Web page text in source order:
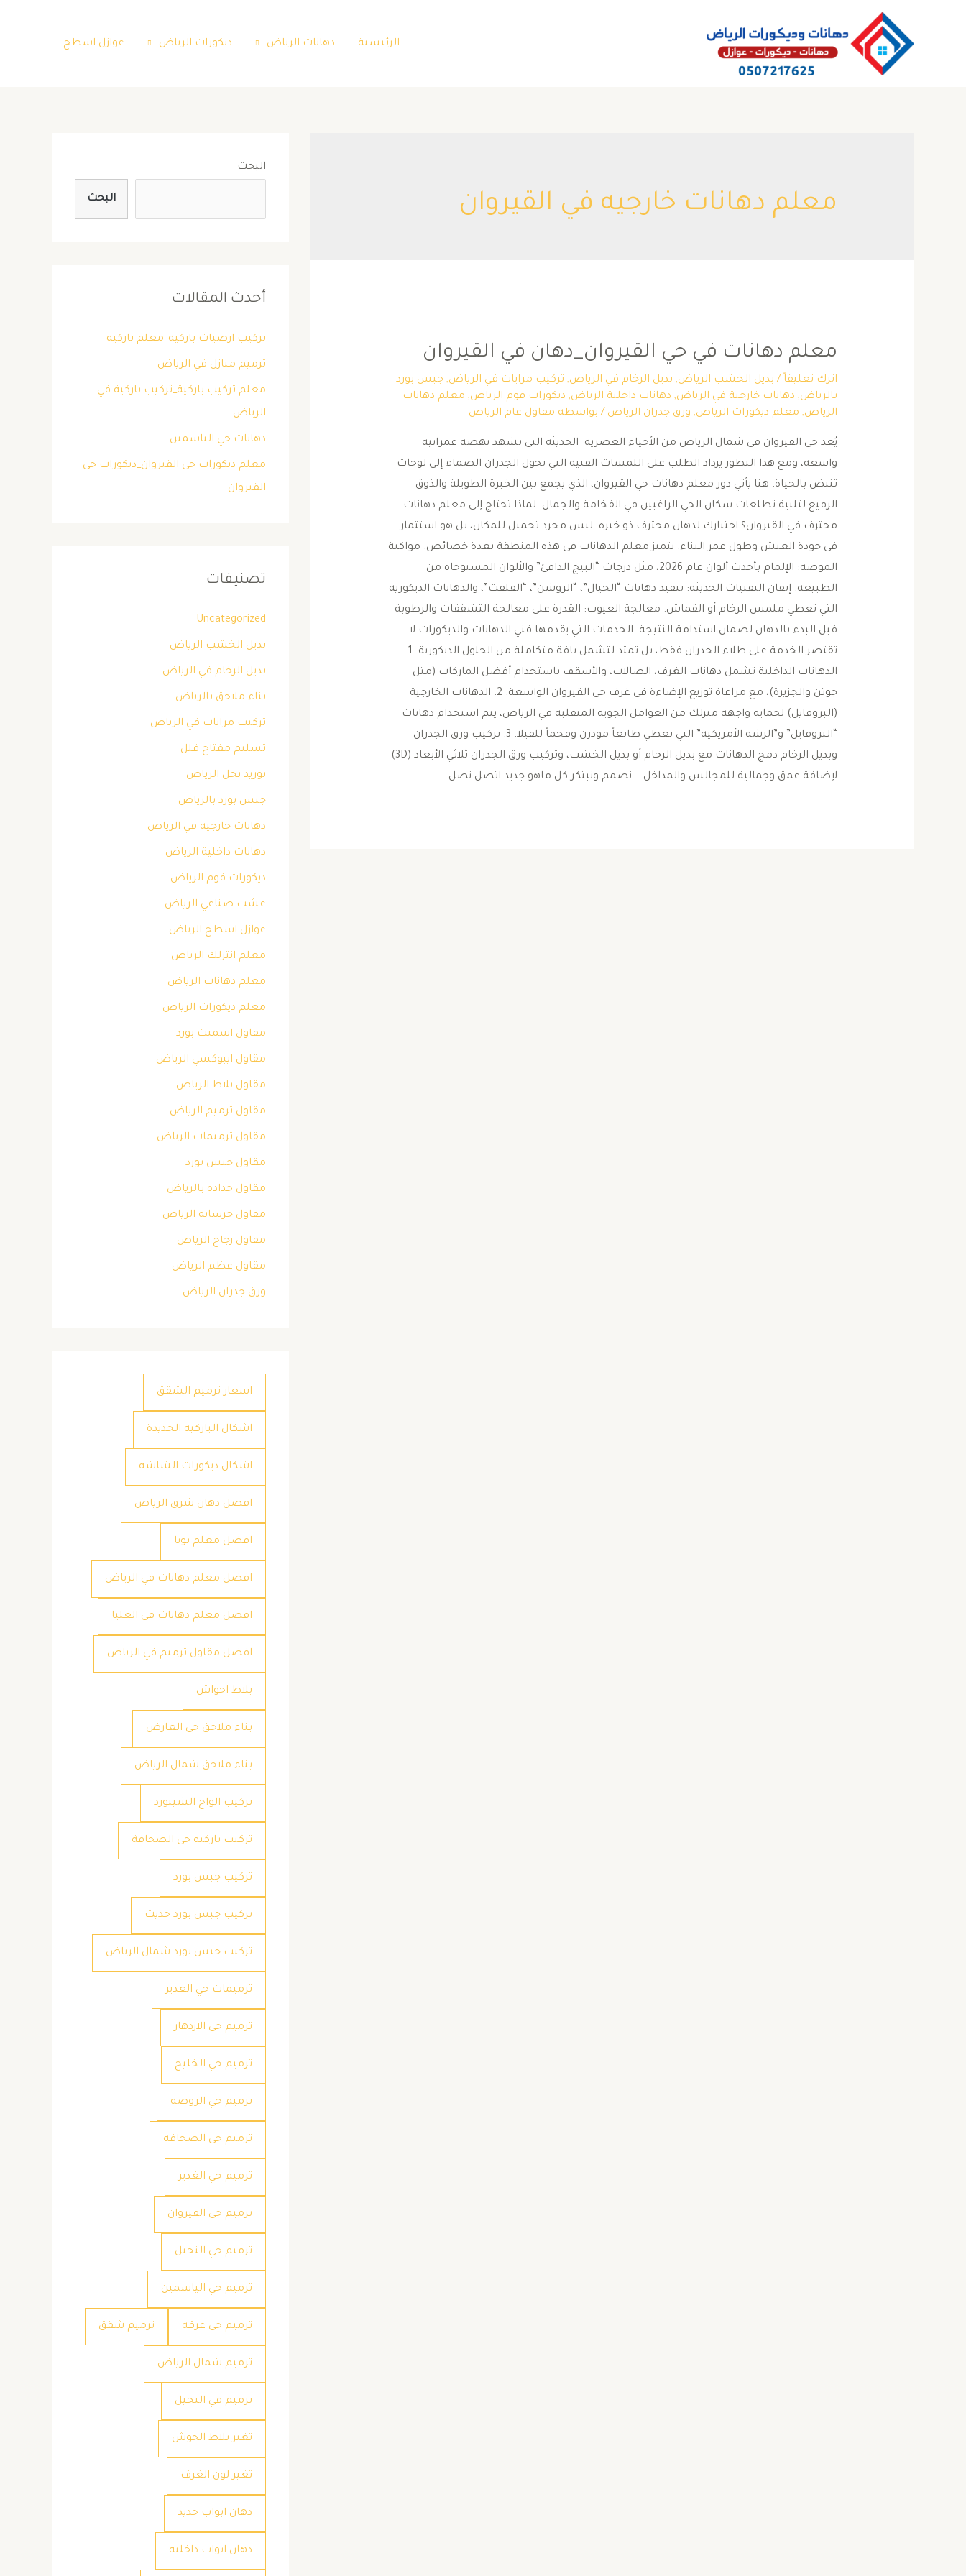
الرئيسية دهانات الرياض ديكورات الرياض عوازل اسطح
معلم دهانات خارجيه في القيروان
معلم دهانات في حي القيروان_دهان في القيروان
اترك تعليقاً / بديل الخشب الرياض, بديل الرخام في الرياض, تركيب مرايات في الرياض, جبس بورد
بالرياض, دهانات خارجية في الرياض, دهانات داخلية الرياض, ديكورات فوم الرياض, معلم دهانات
الرياض, معلم ديكورات الرياض, ورق جدران الرياض / بواسطة مقاول عام الرياض
يُعد حي القيروان في شمال الرياض من الأحياء العصرية الحديثه التي تشهد نهضة عمرانية
واسعة، ومع هذا التطور يزداد الطلب على اللمسات الفنية التي تحول الجدران الصماء إلى لوحات
تنبض بالحياة. هنا يأتي دور معلم دهانات حي القيروان، الذي يجمع بين الخبرة الطويلة والذوق
الرفيع لتلبية تطلعات سكان الحي الراغبين في الفخامة والجمال. ​لماذا تحتاج إلى معلم دهانات
محترف في القيروان؟ ​اختيارك لدهان محترف ذو خبره ليس مجرد تجميل للمكان، بل هو استثمار
في جودة العيش وطول عمر البناء. يتميز معلم الدهانات في هذه المنطقة بعدة خصائص: ​مواكبة
الموضة: الإلمام بأحدث ألوان عام 2026، مثل درجات “البيج الدافئ” والألوان المستوحاة من
الطبيعة. ​إتقان التقنيات الحديثة: تنفيذ دهانات “الخيال”، “الروشن”، “الفلفت”، والدهانات الديكورية
التي تعطي ملمس الرخام أو القماش. ​معالجة العيوب: القدرة على معالجة التشققات والرطوبة
قبل البدء بالدهان لضمان استدامة النتيجة. ​الخدمات التي يقدمها فني الدهانات والديكورات ​لا
تقتصر الخدمة على طلاء الجدران فقط، بل تمتد لتشمل باقة متكاملة من الحلول الديكورية: ​1.
الدهانات الداخلية ​تشمل دهانات الغرف، الصالات، والأسقف باستخدام أفضل الماركات (مثل
جوتن والجزيرة)، مع مراعاة توزيع الإضاءة في غرف حي القيروان الواسعة. ​2. الدهانات الخارجية
(البروفايل) ​لحماية واجهة منزلك من العوامل الجوية المتقلبة في الرياض، يتم استخدام دهانات
“البروفايل” و”الرشة الأمريكية” التي تعطي طابعاً مودرن وفخماً للفيلا. ​3. تركيب ورق الجدران
وبديل الرخام ​دمج الدهانات مع بديل الرخام أو بديل الخشب، وتركيب ورق الجدران ثلاثي الأبعاد (3D)
لإضافة عمق وجمالية للمجالس والمداخل. نصمم ونبتكر كل ماهو جديد اتصل نصل
البحث
البحث
أحدث المقالات
تركيب ارضيات باركية_معلم باركية
ترميم منازل في الرياض
معلم تركيب باركية_تركيب باركية في
الرياض
دهانات حي الياسمين
معلم ديكورات حي القيروان_ديكورات حي
القيروان
تصنيفات
Uncategorized
بديل الخشب الرياض
بديل الرخام في الرياض
بناء ملاحق بالرياض
تركيب مرايات في الرياض
تسليم مفتاح فلل
توريد نخل الرياض
جبس بورد بالرياض
دهانات خارجية في الرياض
دهانات داخلية الرياض
ديكورات فوم الرياض
عشب صناعي الرياض
عوازل اسطح الرياض
معلم انترلك الرياض
معلم دهانات الرياض
معلم ديكورات الرياض
مقاول اسمنت بورد
مقاول ايبوكسي الرياض
مقاول بلاط الرياض
مقاول ترميم الرياض
مقاول ترميمات الرياض
مقاول جبس بورد
مقاول حداده بالرياض
مقاول خرسانه الرياض
مقاول زجاج الرياض
مقاول عظم الرياض
ورق جدران الرياض
اسعار ترميم الشقق
اشكال الباركيه الجديدة
اشكال ديكورات الشاشه
افضل دهان شرق الرياض
افضل معلم بويا
افضل معلم دهانات في الرياض
افضل معلم دهانات في العليا
افضل مقاول ترميم في الرياض
بلاط احواش
بناء ملاحق حي العارض
بناء ملاحق شمال الرياض
تركيب الواح الشيبورد
تركيب باركيه حي الصحافة
تركيب جبس بورد
تركيب جبس بورد حديث
تركيب جبس بورد شمال الرياض
ترميمات حي الغدير
ترميم حي الازدهار
ترميم حي الخليج
ترميم حي الروضه
ترميم حي الصحافه
ترميم حي الغدير
ترميم حي القيروان
ترميم حي النخيل
ترميم حي الياسمين
ترميم حي عرقه ترميم شقق
ترميم شمال الرياض
ترميم في النخيل
تغير بلاط الحوش
تغير لون الغرف
دهان ابواب حديد
دهان ابواب داخليه